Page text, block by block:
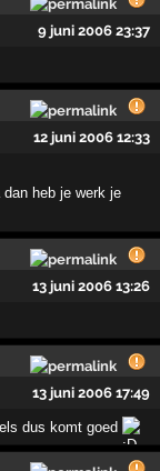
9 juni 2006 23:37
12 juni 2006 12:33
heb je werk je
13 juni 2006 13:26
13 juni 2006 17:49
dus komt goed